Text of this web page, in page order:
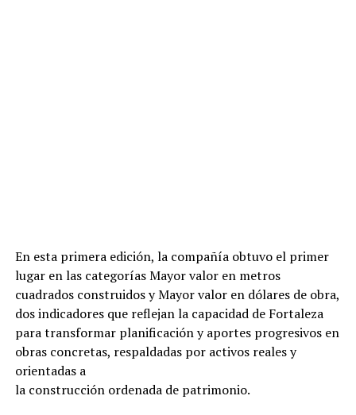
En esta primera edición, la compañía obtuvo el primer
lugar en las categorías Mayor valor en metros
cuadrados construidos y Mayor valor en dólares de obra,
dos indicadores que reflejan la capacidad de Fortaleza
para transformar planificación y aportes progresivos en
obras concretas, respaldadas por activos reales y
orientadas a
la construcción ordenada de patrimonio.